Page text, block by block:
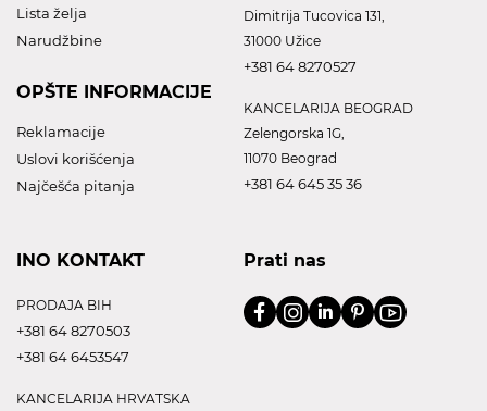
Lista želja
Narudžbine
OPŠTE INFORMACIJE
Reklamacije
Uslovi korišćenja
Najčešća pitanja
Dimitrija Tucovica 131,
31000 Užice
+381 64 8270527
KANCELARIJA BEOGRAD
Zelengorska 1G,
11070 Beograd
+381 64 645 35 36
INO KONTAKT
PRODAJA BIH
+381 64 8270503
+381 64 6453547
KANCELARIJA HRVATSKA
Prati nas